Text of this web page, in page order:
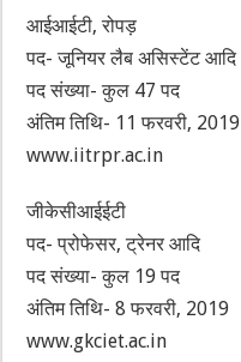
आईआईटी, रोपड़
पद- जूनियर लैब असिस्टेंट आदि
पद संख्या- कुल 47 पद
अंतिम तिथि- 11 फरवरी, 2019
www.iitrpr.ac.in
जीकेसीआईईटी
पद- प्रोफेसर, ट्रेनर आदि
पद संख्या- कुल 19 पद
अंतिम तिथि- 8 फरवरी, 2019
www.gkciet.ac.in